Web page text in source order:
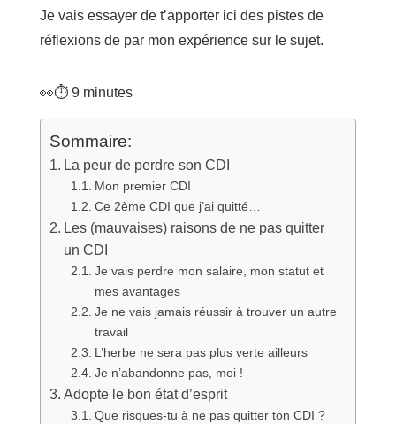
Je vais essayer de t’apporter ici des pistes de
réflexions de par mon expérience sur le sujet.
👀⏱️ 9 minutes
Sommaire:
La peur de perdre son CDI
Mon premier CDI
Ce 2ème CDI que j’ai quitté…
Les (mauvaises) raisons de ne pas quitter
un CDI
Je vais perdre mon salaire, mon statut et
mes avantages
Je ne vais jamais réussir à trouver un autre
travail
L’herbe ne sera pas plus verte ailleurs
Je n’abandonne pas, moi !
Adopte le bon état d’esprit
Que risques-tu à ne pas quitter ton CDI ?